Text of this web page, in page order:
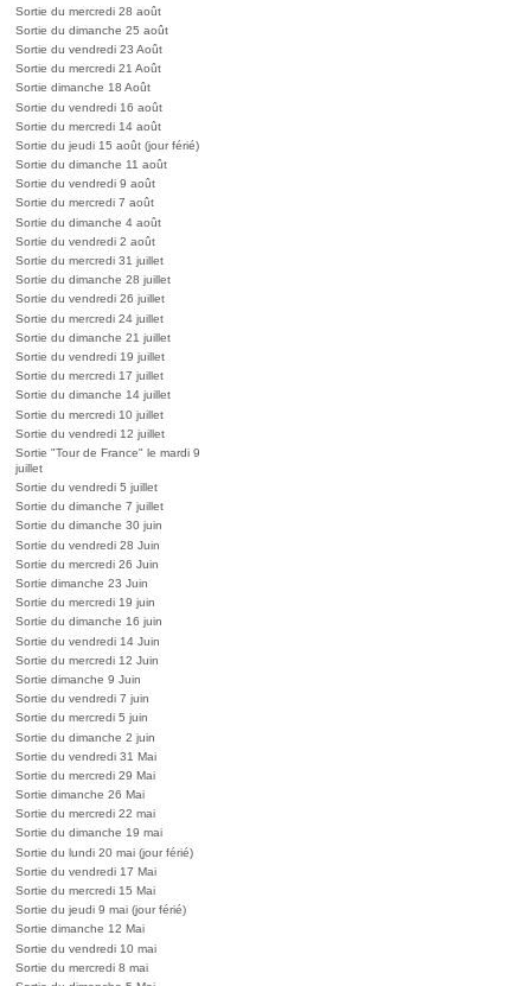
Sortie du mercredi 28 août
Sortie du dimanche 25 août
Sortie du vendredi 23 Août
Sortie du mercredi 21 Août
Sortie dimanche 18 Août
Sortie du vendredi 16 août
Sortie du mercredi 14 août
Sortie du jeudi 15 août (jour férié)
Sortie du dimanche 11 août
Sortie du vendredi 9 août
Sortie du mercredi 7 août
Sortie du dimanche 4 août
Sortie du vendredi 2 août
Sortie du mercredi 31 juillet
Sortie du dimanche 28 juillet
Sortie du vendredi 26 juillet
Sortie du mercredi 24 juillet
Sortie du dimanche 21 juillet
Sortie du vendredi 19 juillet
Sortie du mercredi 17 juillet
Sortie du dimanche 14 juillet
Sortie du mercredi 10 juillet
Sortie du vendredi 12 juillet
Sortie "Tour de France" le mardi 9
juillet
Sortie du vendredi 5 juillet
Sortie du dimanche 7 juillet
Sortie du dimanche 30 juin
Sortie du vendredi 28 Juin
Sortie du mercredi 26 Juin
Sortie dimanche 23 Juin
Sortie du mercredi 19 juin
Sortie du dimanche 16 juin
Sortie du vendredi 14 Juin
Sortie du mercredi 12 Juin
Sortie dimanche 9 Juin
Sortie du vendredi 7 juin
Sortie du mercredi 5 juin
Sortie du dimanche 2 juin
Sortie du vendredi 31 Mai
Sortie du mercredi 29 Mai
Sortie dimanche 26 Mai
Sortie du mercredi 22 mai
Sortie du dimanche 19 mai
Sortie du lundi 20 mai (jour férié)
Sortie du vendredi 17 Mai
Sortie du mercredi 15 Mai
Sortie du jeudi 9 mai (jour férié)
Sortie dimanche 12 Mai
Sortie du vendredi 10 mai
Sortie du mercredi 8 mai